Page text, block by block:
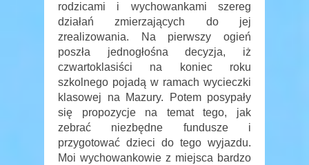
rodzicami i wychowankami szereg
działań zmierzających do jej
zrealizowania. Na pierwszy ogień
poszła jednogłośna decyzja, iż
czwartoklasiści na koniec roku
szkolnego pojadą w ramach wycieczki
klasowej na Mazury. Potem posypały
się propozycje na temat tego, jak
zebrać niezbędne fundusze i
przygotować dzieci do tego wyjazdu.
Moi wychowankowie z miejsca bardzo